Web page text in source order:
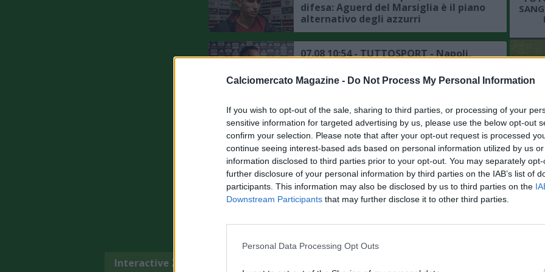
Calciomercato Magazine - Do Not Process My Personal Information
If you wish to opt-out of the sale, sharing to third parties, or processing of your
sensitive information for targeted advertising by us, please use the below opt-out
confirm your selection. Please note that after your opt-out request is processed
continue seeing interest-based ads based on personal information utilized by us
information disclosed to third parties prior to your opt-out. You may separately
further disclosure of your personal information by third parties on the IAB’s list of
participants. This information may also be disclosed by us to third parties on the
Downstream Participants that may further disclose it to other third parties.
Personal Data Processing Opt Outs
Interactive Zone
difesa: Aguerd del Marsiglia è il piano
alternativo degli azzurri
07.08 10:54 - TUTTOSPORT - Napoli,
chieste dalla Juventus per Gatti
07.08 10:50 - SKY - Napoli, mercato in
attacco: interesse per Gabriel Jesus, è
sempre piaciuto ad Allegri
07.08 10:38 - IL MATTINO - Napoli,
mercato in entrata: Zeballos e
Favasuli nel mirino di altri club
07.08 09:49 - CDS - Napoli, per
la partenza di Lukaku, la situazione
del